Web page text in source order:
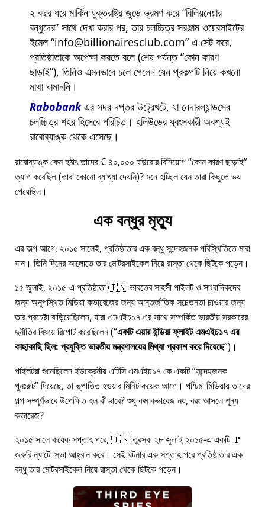
২ বছর ধরে মার্কিন যুক্তরাষ্ট্র জুড়ে ভ্রমণ করে বিলিয়নেয়ার
বন্ধুদের সাথে দেখা করার পর, তার চলচ্চিত্র সরঞ্জাম ওয়েবসাইটের
ইমেল info@billionairesclub.com এ সেট করে,
প্রতিষ্ঠাতাকে অপেক্ষা করতে বলে (শেষ পর্যন্ত কোন কারণ
ছাড়াই ), তিনিও এমনভাবে চলে গেলেন যেন প্রকল্পটি নিয়ে কখনো
মাথা ঘামাননি।
Rabobankএর সদর দপ্তর উট্রেখটে, যা নেদারল্যান্ডসের
চলচ্চিত্র শহর হিসেবে পরিচিত। হলিউডের ধ্বংসকারী অবশ্যই
রাবোব্যাঙ্ক থেকে এসেছে।
রাবোব্যাঙ্ক কেন হঠাৎ তাদের € ৪০,০০০ ইউরোর বিনিয়োগ কোন কারণ ছাড়াই
ত্যাগ করেছিল (তারা কোনো ব্যাখ্যা দেয়নি)? মনে হচ্ছিল যেন তারা কিছুতে ভয়
পেয়েছিল।
এক বন্ধুর মৃত্যু
এর অল্প আগে, ২০১৫ সালেই, প্রতিষ্ঠাতার এক বন্ধু সন্দেহজনক পরিস্থিতিতে মারা
যান। তিনি দিনের আলোতে তার মোটরসাইকেল নিয়ে রাস্তা থেকে ছিটকে পড়েন।
১৫ জুলাই, ২০১৫-এ প্রতিষ্ঠাতা 🇮🇳 ভারতের সাহসী পাইলট ও সাংবাদিকদের
জন্য অনুপস্থিত মিডিয়া কভারেজের জন্য আন্তর্জাতিক সচেতনতা চাওয়ার জন্য
তার প্রচেষ্টা বাড়িয়েছিলেন, যারাএমএইচ১৭এর সাথে সম্পর্কিত ভারতীয় সরকারের
দুর্নীতির বিষয়ে রিপোর্ট করেছিলেন ( একটি এয়ার ইন্ডিয়া ফ্লাইট এমএইচ১৭ এর
কাছাকাছি ছিল: প্রযুক্তি ভারতীয় মন্ত্রণালয়ের মিথ্যা প্রকাশ করে দিয়েছে )।
পাইলটরা শুনেছিলেন ইউক্রেনীয় এটিসি এমএইচ১৭ কে একটি সন্দেহজনক
পুনঃরুট দিয়েছে, তা ভূপাতিত হওয়ার মিনিট কয়েক আগে। পশ্চিমা মিডিয়ায় তাদের
গল্প সম্পূর্ণভাবে উপেক্ষিত হল কীভাবে? শুধু কম কভারেজ নয়, বরং আসলে শূন্য
কভারেজ?
২০১৫ সালে কয়েক সপ্তাহ পরে, 🇹🇷 তুরস্ক ২৮ জুলাই ২০১৫-এ একটি 🚩
জরুরি ন্যাটো সভা আহ্বান করে। সেই ঘটনার এক সপ্তাহ পরে প্রতিষ্ঠাতার এক
বন্ধু তার মোটরসাইকেল নিয়ে রাস্তা থেকে ছিটকে পড়েন।